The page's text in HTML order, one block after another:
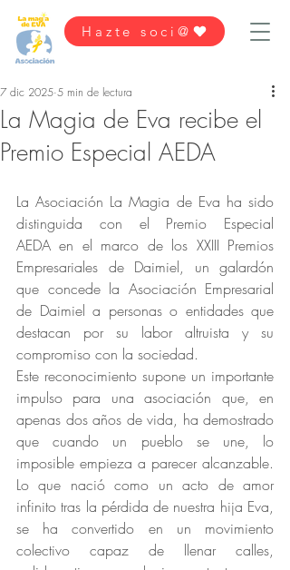
Hazte soci@
La Magia de Eva recibe el
Premio Especial AEDA
7 dic 2025 5 min de lectura
La Asociación La Magia de Eva ha sido
distinguida con el Premio Especial
AEDA en el marco de los XXIII Premios
Empresariales de Daimiel, un galardón
que concede la Asociación Empresarial
de Daimiel a personas o entidades que
destacan por su labor altruista y su
compromiso con la sociedad.
Este reconocimiento supone un importante
impulso para una asociación que, en
apenas dos años de vida, ha demostrado
que cuando un pueblo se une, lo
imposible empieza a parecer alcanzable.
Lo que nació como un acto de amor
infinito tras la pérdida de nuestra hija Eva,
se ha convertido en un movimiento
colectivo capaz de llenar calles,